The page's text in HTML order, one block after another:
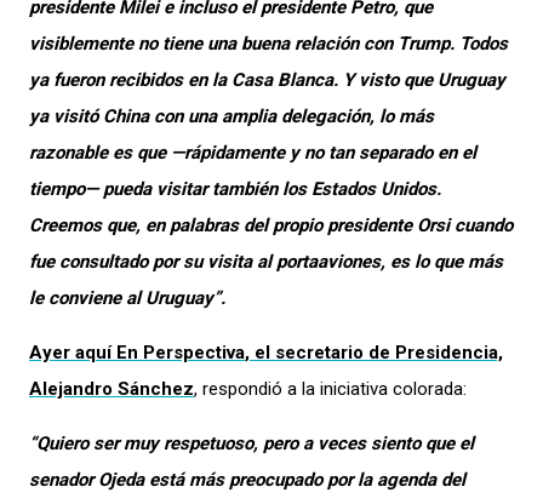
presidente Milei e incluso el presidente Petro, que
visiblemente no tiene una buena relación con Trump. Todos
ya fueron recibidos en la Casa Blanca. Y visto que Uruguay
ya visitó China con una amplia delegación, lo más
razonable es que —rápidamente y no tan separado en el
tiempo— pueda visitar también los Estados Unidos.
Creemos que, en palabras del propio presidente Orsi cuando
fue consultado por su visita al portaaviones, es lo que más
le conviene al Uruguay”.
Ayer aquí En Perspectiva, el secretario de Presidencia,
Alejandro Sánchez, respondió a la iniciativa colorada:
“Quiero ser muy respetuoso, pero a veces siento que el
senador Ojeda está más preocupado por la agenda del